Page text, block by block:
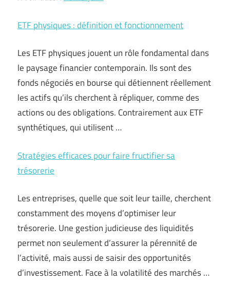
ETF physiques : définition et fonctionnement
Les ETF physiques jouent un rôle fondamental dans
le paysage financier contemporain. Ils sont des
fonds négociés en bourse qui détiennent réellement
les actifs qu’ils cherchent à répliquer, comme des
actions ou des obligations. Contrairement aux ETF
synthétiques, qui utilisent …
Stratégies efficaces pour faire fructifier sa
trésorerie
Les entreprises, quelle que soit leur taille, cherchent
constamment des moyens d’optimiser leur
trésorerie. Une gestion judicieuse des liquidités
permet non seulement d’assurer la pérennité de
l’activité, mais aussi de saisir des opportunités
d’investissement. Face à la volatilité des marchés …